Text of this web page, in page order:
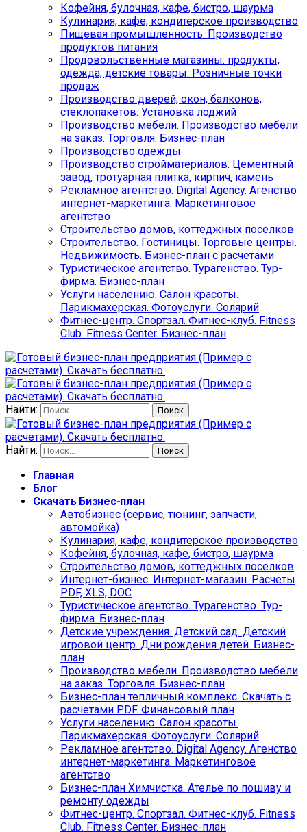
Кофейня, булочная, кафе, бистро, шаурма
Кулинария, кафе, кондитерское производство
Пищевая промышленность. Производство
продуктов питания
Продовольственные магазины: продукты,
одежда, детские товары. Розничные точки
продаж
Производство дверей, окон, балконов,
стеклопакетов. Установка лоджий
Производство мебели. Производство мебели
на заказ. Торговля. Бизнес-план
Производство одежды
Производство стройматериалов. Цементный
завод, тротуарная плитка, кирпич, камень
Рекламное агентство. Digital Agency. Агенство
интернет-маркетинга. Маркетинговое
агентство
Строительство домов, коттеджных поселков
Строительство. Гостиницы. Торговые центры.
Недвижимость. Бизнес-план с расчетами
Туристическое агентство. Турагенство. Тур-
фирма. Бизнес-план
Услуги населению. Салон красоты.
Парикмахерская. Фотоуслуги. Солярий
Фитнес-центр. Спортзал. Фитнес-клуб. Fitness
Club. Fitness Center. Бизнес-план
Найти:
Найти:
Главная
Блог
Скачать Бизнес-план
Автобизнес (сервис, тюнинг, запчасти,
автомойка)
Кулинария, кафе, кондитерское производство
Кофейня, булочная, кафе, бистро, шаурма
Строительство домов, коттеджных поселков
Интернет-бизнес. Интернет-магазин. Расчеты
PDF, XLS, DOC
Туристическое агентство. Турагенство. Тур-
фирма. Бизнес-план
Детские учреждения. Детский сад. Детский
игровой центр. Дни рождения детей. Бизнес-
план
Производство мебели. Производство мебели
на заказ. Торговля. Бизнес-план
Бизнес-план тепличный комплекс. Скачать с
расчетами PDF. Финансовый план
Услуги населению. Салон красоты.
Парикмахерская. Фотоуслуги. Солярий
Рекламное агентство. Digital Agency. Агенство
интернет-маркетинга. Маркетинговое
агентство
Бизнес-план Химчистка. Ателье по пошиву и
ремонту одежды
Фитнес-центр. Спортзал. Фитнес-клуб. Fitness
Club. Fitness Center. Бизнес-план